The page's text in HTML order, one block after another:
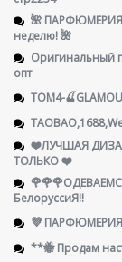
🌺 ПАРФЮМЕРИЯ
неделю! 🌺
Оригинальный
опт
ТОМ4-
❤️ЛУЧШАЯ
ТОЛЬКО ❤️
БелоруссиЯ‼
💜 ПАРФЮМЕРИЯ
**🐝 Продам